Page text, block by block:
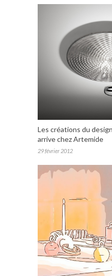
Les créations du
arrive chez Artemide
29 février 2012